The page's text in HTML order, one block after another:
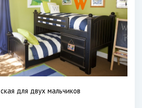
для двух мальчиков